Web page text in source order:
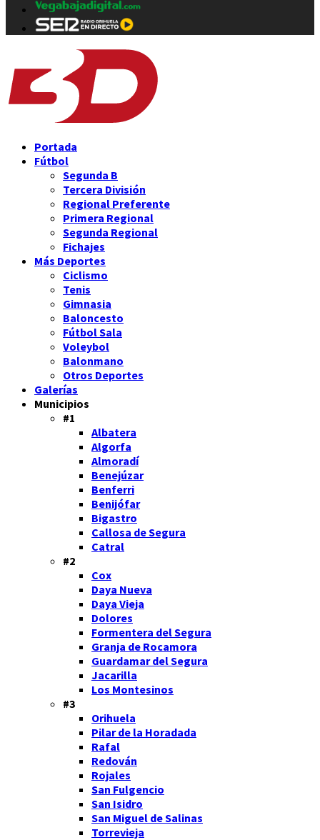
Portada
Fútbol
Segunda B
Tercera División
Regional Preferente
Primera Regional
Segunda Regional
Fichajes
Más Deportes
Ciclismo
Tenis
Gimnasia
Baloncesto
Fútbol Sala
Voleybol
Balonmano
Otros Deportes
Galerías
Municipios
#1
Albatera
Algorfa
Almoradí
Benejúzar
Benferri
Benijófar
Bigastro
Callosa de Segura
Catral
#2
Cox
Daya Nueva
Daya Vieja
Dolores
Formentera del Segura
Granja de Rocamora
Guardamar del Segura
Jacarilla
Los Montesinos
#3
Orihuela
Pilar de la Horadada
Rafal
Redován
Rojales
San Fulgencio
San Isidro
San Miguel de Salinas
Torrevieja